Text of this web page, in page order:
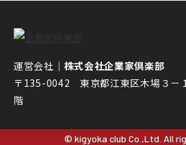
運営会社｜ 株式会社企業家倶楽部
〒135-0042 東京都江東区木場３－
階
© kigyoka club Co.,Ltd. All